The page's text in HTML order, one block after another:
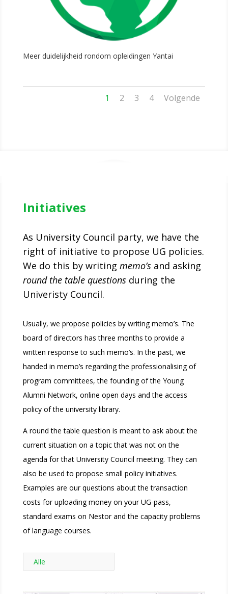
Meer duidelijkheid rondom opleidingen Yantai
1 2 3 4 Volgende
Initiatives
As University Council party, we have the
right of initiative to propose UG policies.
We do this by writing memo’sand asking
round the table questionsduring the
Univeristy Council.
Usually, we propose policies by writing memo’s. The
board of directors has three months to provide a
written response to such memo’s. In the past, we
handed in memo’s regarding the professionalising of
program committees, the founding of the Young
Alumni Network, online open days and the access
policy of the university library.
A round the table question is meant to ask about the
current situation on a topic that was not on the
agenda for that University Council meeting. They can
also be used to propose small policy initiatives.
Examples are our questions about the transaction
costs for uploading money on your UG-pass,
standard exams on Nestor and the capacity problems
of language courses.
Alle